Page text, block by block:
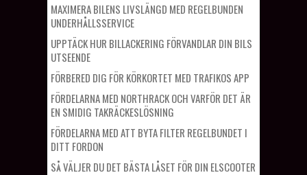
MAXIMERA BILENS LIVSLÄNGD MED REGELBUNDEN
UNDERHÅLLSSERVICE
UPPTÄCK HUR BILLACKERING FÖRVANDLAR DIN BILS
UTSEENDE
FÖRBERED DIG FÖR KÖRKORTET MED TRAFIKOS APP
FÖRDELARNA MED NORTHRACK OCH VARFÖR DET ÄR
EN SMIDIG TAKRÄCKESLÖSNING
FÖRDELARNA MED ATT BYTA FILTER REGELBUNDET I
DITT FORDON
SÅ VÄLJER DU DET BÄSTA LÅSET FÖR DIN ELSCOOTER